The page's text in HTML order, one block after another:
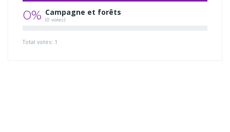
0% Campagne et forêts
(0 votes)
Total votes: 1